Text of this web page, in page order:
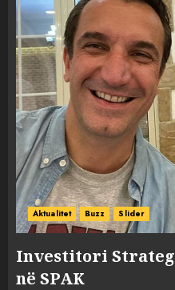
Aktualitet Buzz Slider
Investitori
në SPAK